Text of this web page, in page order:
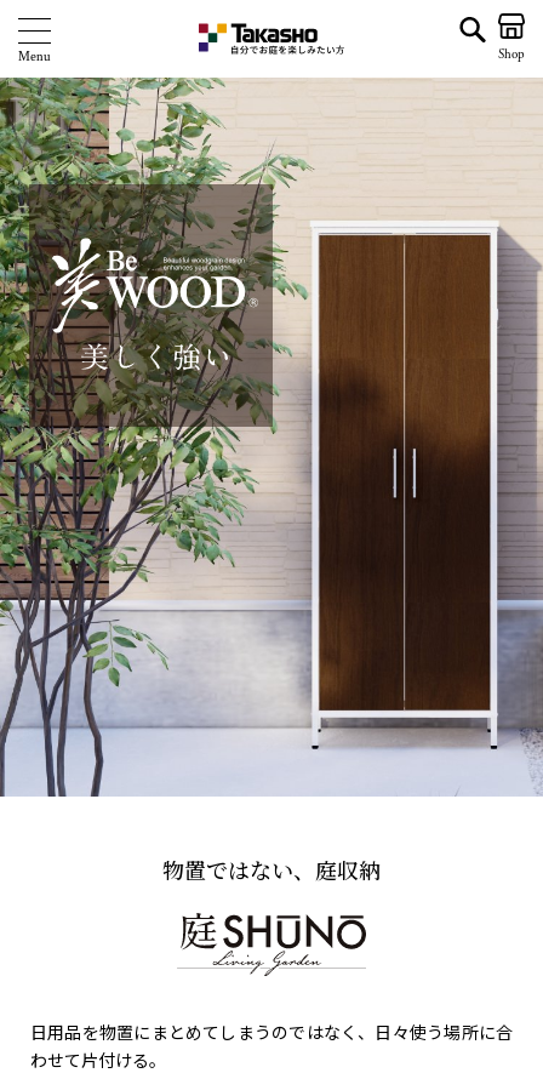
商 品
ブランド
海外ブランド・シリーズ
特 集
ショールーム
企業情報
関連サイト
サポート
Mailform
メールでお問合せ
Tel. 0120-51-4128
受付時間 / 9:00-17:00（土日祝休み）
Shop
物置ではない、庭収納
日用品を物置にまとめてしまうのではなく、 日々使う場所に合
わせて片付ける。